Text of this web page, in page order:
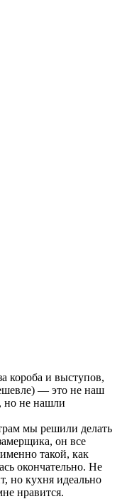
короба и выступов,
— это не наш
но не нашли
мы решили делать
он все
такой, как
окончательно. Не
но кухня идеально
нравится.